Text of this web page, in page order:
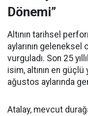
Dönemi”
Altının tarihsel
aylarının
vurguladı. Son 25
isim, altının en
ağustos aylarında
Atalay, mevcut